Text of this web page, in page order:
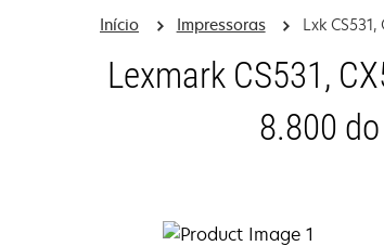
Início Impressoras Lxk
Lexmark CS531,
8.800